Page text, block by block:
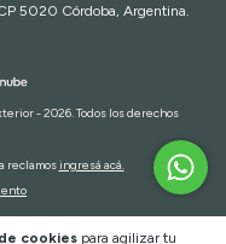
cookiespara agilizar tu
5020 Córdoba, Argentina.
- 2026. Todos los derechos
reclamosingresá acá.